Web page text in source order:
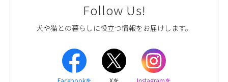
Follow Us!
犬や猫との暮らしに役立つ情報をお届けします。
Facebookを
Xを
Instagramを